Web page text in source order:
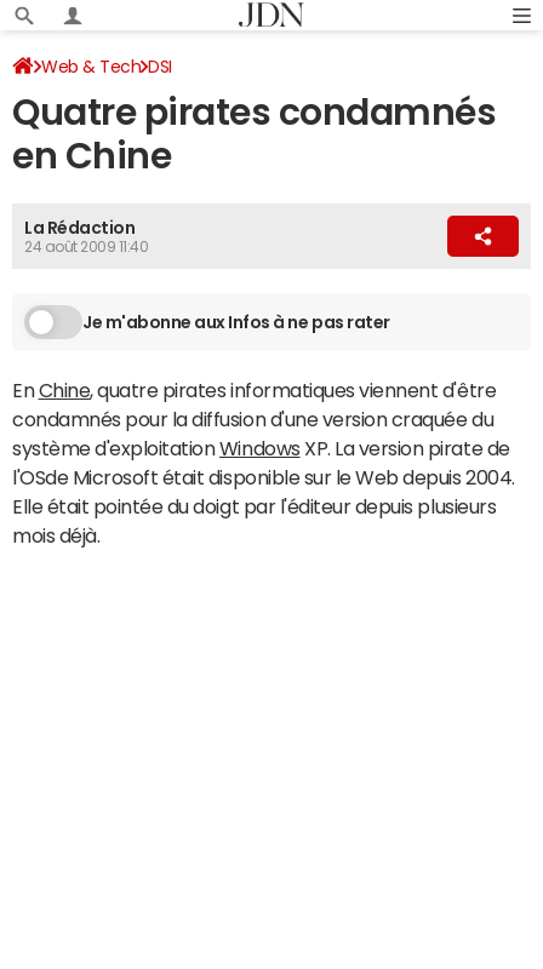
Web & Tech DSI
Quatre pirates condamnés
en Chine
La Rédaction
24 août 2009 11:40
Je m'abonne aux Infos à ne pas rater
EnChine, quatre pirates informatiques viennent d'être
condamnés pour la diffusion d'une version craquée du
système d'exploitationWindows XP. La version pirate de
l'OSde Microsoft était disponible sur le Web depuis 2004.
Elle était pointée du doigt par l'éditeur depuis plusieurs
mois déjà.